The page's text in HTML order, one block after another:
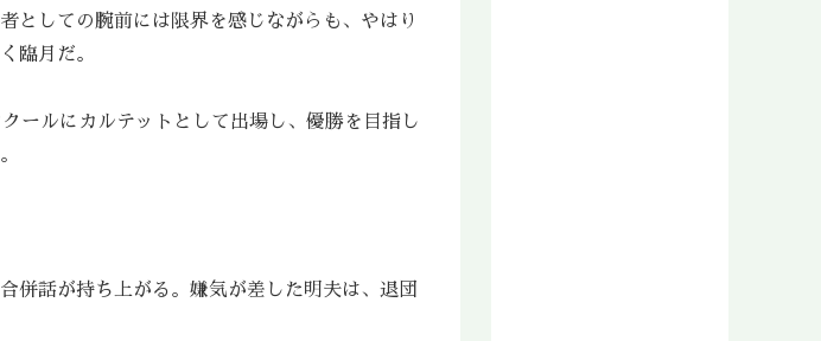
としての腕前には限界を感じながらも、やはり
臨月だ。
ールにカルテットとして出場し、優勝を目指し
併話が持ち上がる。嫌気が差した明夫は、退団